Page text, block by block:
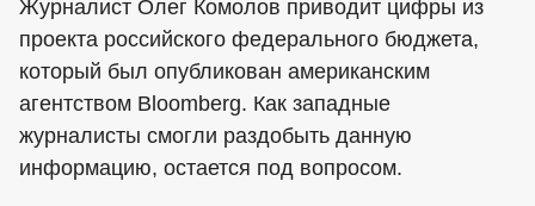
Журналист Олег Комолов приводит цифры из
проекта российского федерального бюджета,
который был опубликован американским
агентством Bloomberg. Как западные
журналисты смогли раздобыть данную
информацию, остается под вопросом.